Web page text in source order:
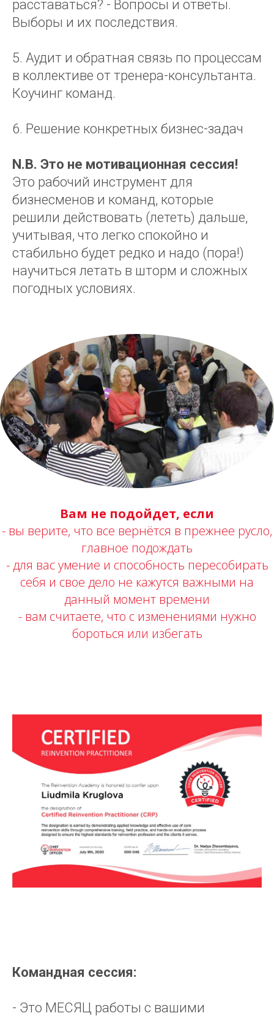
расставаться? - Вопросы и ответы.
Выборы и их последствия.
5. Аудит и обратная связь по процессам
в коллективе от тренера-консультанта.
Коучинг команд.
6. Решение конкретных бизнес-задач
N.B. Это не мотивационная сессия!
Это рабочий инструмент для
бизнесменов и команд, которые
решили действовать (лететь) дальше,
учитывая, что легко спокойно и
стабильно будет редко и надо (пора!)
научиться летать в шторм и сложных
погодных условиях.
Вам не подойдет, если
- вы верите, что все вернётся в прежнее русло,
главное подождать
- для вас умение и способность пересобирать
себя и свое дело не кажутся важными на
данный момент времени
- вам считаете, что с изменениями нужно
бороться или избегать
Командная сессия:
- Это МЕСЯЦ работы с вашими